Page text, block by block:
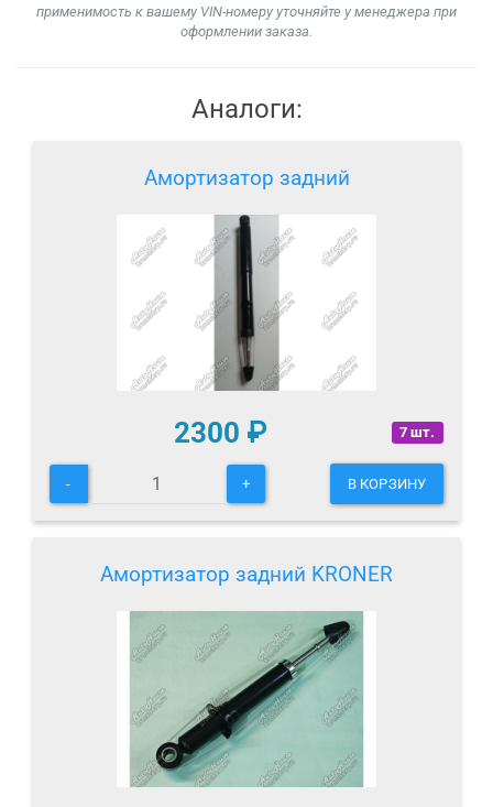
применимость к вашему VIN-номеру уточняйте у менеджера при
оформлении заказа.
Аналоги:
Амортизатор задний
7 шт.
2300 ₽
- + В КОРЗИНУ
Амортизатор задний KRONER